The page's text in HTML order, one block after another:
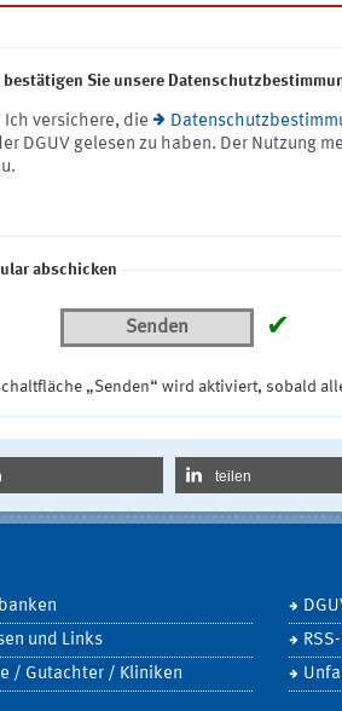
Sie unsere
Ich versichere, die
DGUV gelesen zu haben. Der Nutzung
abschicken
Senden ✔
„Senden“ wird aktiviert, sobald
teilen
und Links
/ Gutachter / Kliniken